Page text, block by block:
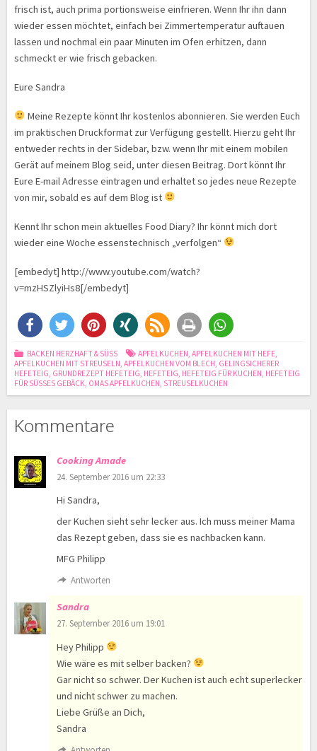
frisch ist, auch prima portionsweise einfrieren. Wenn Ihr ihn dann
wieder essen möchtet, einfach bei Zimmertemperatur auftauen
lassen und nochmal ein paar Minuten im Ofen erhitzen, dann
schmeckt er wie frisch gebacken.
Eure Sandra
Meine Rezepte könnt Ihr kostenlos abonnieren. Sie werden Euch
im praktischen Druckformat zur Verfügung gestellt. Hierzu geht Ihr
entweder rechts in der Sidebar, bzw. wenn Ihr mit einem mobilen
Gerät auf meinem Blog seid, unter diesen Beitrag. Dort könnt Ihr
Eure E-mail Adresse eintragen und erhaltet so jedes neue Rezepte
von mir, sobald es auf dem Blog ist
Kennt Ihr schon mein aktuelles Food Diary? Ihr könnt mich dort
wieder eine Woche essenstechnisch „verfolgen“
[embedyt] http://www.youtube.com/watch?
v=mzHSZlyiHs8[/embedyt]
BACKEN HERZHAFT & SÜSS APFELKUCHEN,APFELKUCHEN MIT HEFE,
APFELKUCHEN MIT STREUSELN, APFELKUCHEN VOM BLECH, GELINGSICHERER
HEFETEIG, GRUNDREZEPT HEFETEIG, HEFETEIG, HEFETEIG FÜR KUCHEN, HEFETEIG
FÜR SÜSSES GEBÄCK , OMAS APFELKUCHEN, STREUSELKUCHEN
Kommentare
Cooking Amade
24. September 2016 um 22:33
Hi Sandra,
der Kuchen sieht sehr lecker aus. Ich muss meiner Mama
das Rezept geben, dass sie es nachbacken kann.
MFG Philipp
Antworten
Sandra
27. September 2016 um 19:01
Hey Philipp
Wie wäre es mit selber backen?
Gar nicht so schwer. Der Kuchen ist auch echt superlecker
und nicht schwer zu machen.
Liebe Grüße an Dich,
Sandra